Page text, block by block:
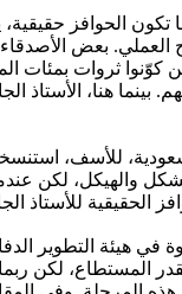
تكون الحوافز
العملي. بعض
كوّنوا ثروات بمئات
بينما هنا، الأستاذ
للأسف،
والهيكل، لكن
في هيئة التطوير
المستطاع، لكن ربما